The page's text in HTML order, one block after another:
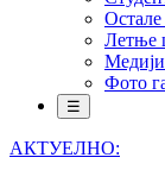
Остале
Летње
Фото
☰
АКТУЕЛНО: